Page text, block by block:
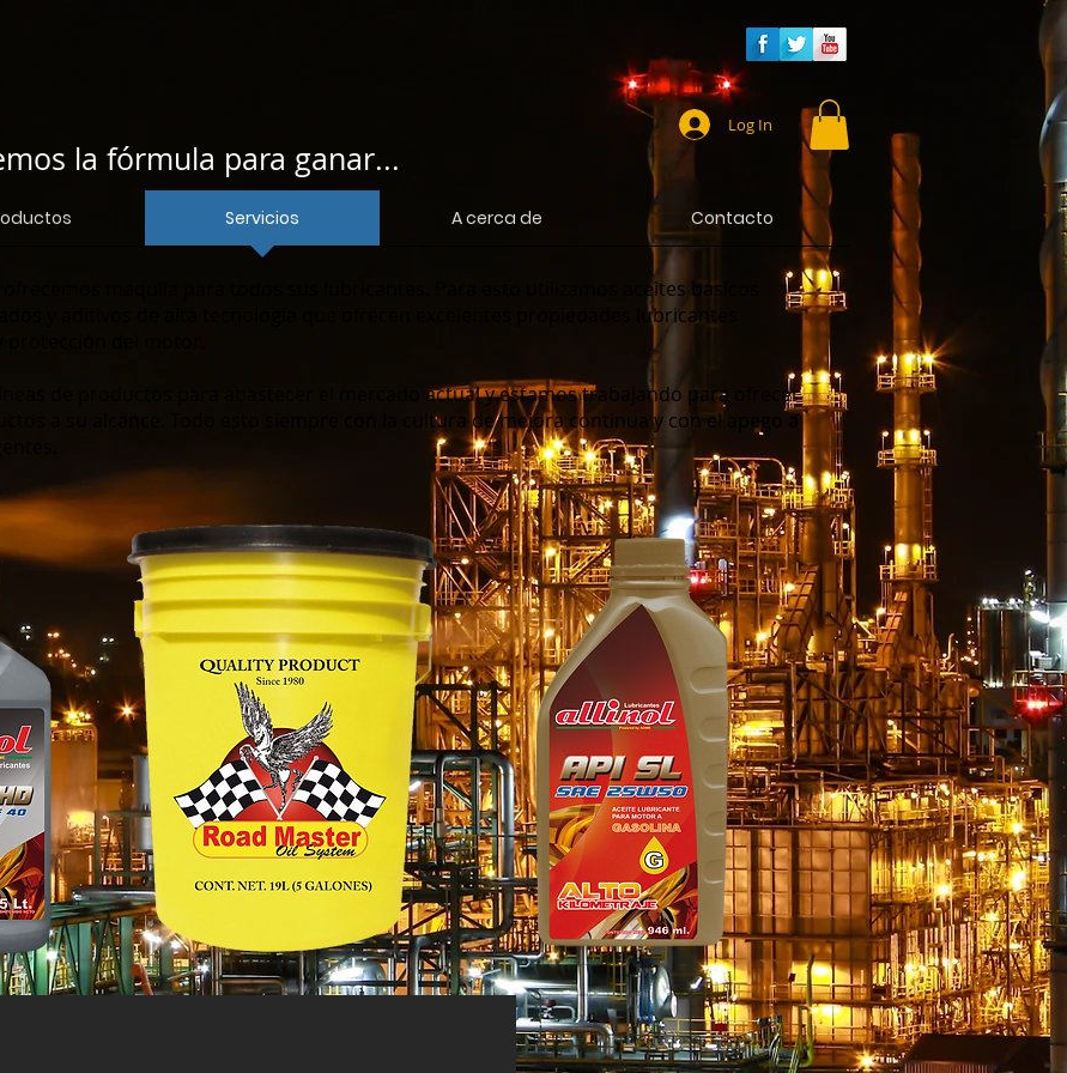
la fórmula para ganar...
Log In
Servicios A cerca de Contacto
maquila para todos sus lubricantes. Para esto utilizamos aceites básicos
y aditivos de alta tecnología que ofrecen excelentes propiedades lubricantes
de productos para abastecer el mercado actual y estamos trabajando para ofrecer
a su alcance. Todo esto siempre con la cultura de mejora continua y con el apego a